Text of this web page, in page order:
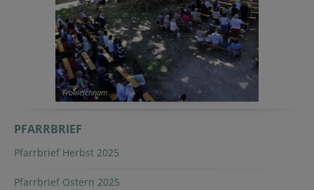
Fronleichnam
PFARRBRIEF
Pfarrbrief Herbst 2025
Pfarrbrief Ostern 2025